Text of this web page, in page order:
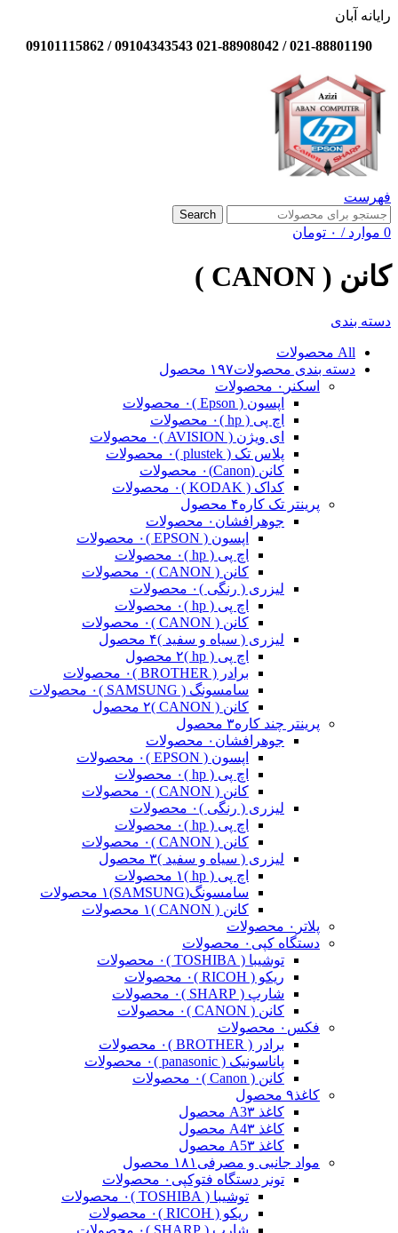
رایانه آبان
021-88801190 / 021-88908042 09104343543 / 09101115862
فهرست
Search
0 موارد / ۰ تومان
کانن ( CANON )
دسته بندی
All محصولات
دسته بندی محصولات۱۹۷ محصول
اسکنر ۰ محصولات
اپسون ( Epson )
۰ محصولات
اچ پی ( hp )
۰ محصولات
ای ویژن ( AVISION )
۰ محصولات
پلاس تک ( plustek )
۰ محصولات
کانن (Canon)
۰ محصولات
کداک ( KODAK )
۰ محصولات
پرینتر تک کاره۴ محصول
جوهرافشان ۰ محصولات
اپسون ( EPSON )
۰ محصولات
اچ پی ( hp )
۰ محصولات
کانن ( CANON )
۰ محصولات
لیزری ( رنگی )۰ محصولات
اچ پی ( hp )
۰ محصولات
کانن ( CANON )
۰ محصولات
لیزری ( سیاه و سفید )۴ محصول
اچ پی ( hp )
۲ محصول
برادر ( BROTHER )
۰ محصولات
سامسونگ ( SAMSUNG )
۰ محصولات
کانن ( CANON )
۲ محصول
پرینتر چند کاره۳ محصول
جوهرافشان ۰ محصولات
اپسون ( EPSON )
۰ محصولات
اچ پی ( hp )
۰ محصولات
کانن ( CANON )
۰ محصولات
لیزری ( رنگی )۰ محصولات
اچ پی ( hp )
۰ محصولات
کانن ( CANON )
۰ محصولات
لیزری ( سیاه و سفید )۳ محصول
اچ پی ( hp )
۱ محصولات
سامسونگ(SAMSUNG)
۱ محصولات
کانن ( CANON )
۱ محصولات
پلاتر ۰ محصولات
دستگاه کپی ۰ محصولات
توشیبا ( TOSHIBA )
۰ محصولات
ریکو ( RICOH )
۰ محصولات
شارپ ( SHARP )
۰ محصولات
کانن ( CANON )
۰ محصولات
فکس ۰ محصولات
برادر ( BROTHER )
۰ محصولات
پاناسونیک ( panasonic )
۰ محصولات
کانن ( Canon )
۰ محصولات
کاغذ۹ محصول
کاغذ A3 ۳ محصول
کاغذ A4 ۳ محصول
کاغذ A5 ۳ محصول
مواد جانبی و مصرفی ۱۸۱ محصول
تونر دستگاه فتوکپی ۰ محصولات
توشیبا ( TOSHIBA )
۰ محصولات
ریکو ( RICOH )
۰ محصولات
شارپ ( SHARP )
۰ محصولات